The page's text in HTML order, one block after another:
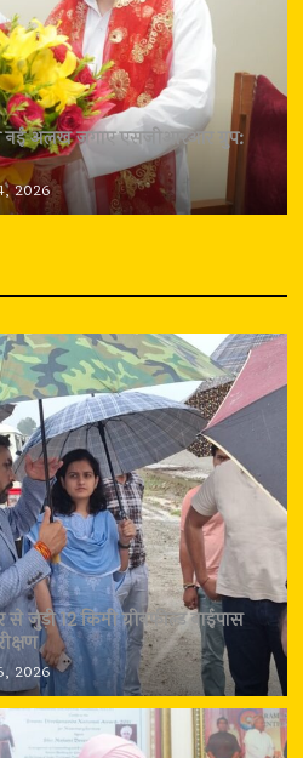
नई अलख जगाए एसजीआरआर ग्रुप:
2026
से जुड़ी 12 किमी ग्रीनफील्ड बाईपास
2026